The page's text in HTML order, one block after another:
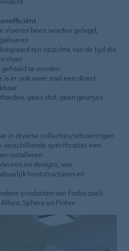
vloeren heen worden gelegd,
ten opzichte van de tijd die
vloer
te worden
is er ook weer snel een direct
geen stof, geen geurtjes
in diverse collecties/uitvoeringen
specificaties een
installeren
en designs, van
houtstructuren en
producten van Forbo zoals
Sphera en Flotex